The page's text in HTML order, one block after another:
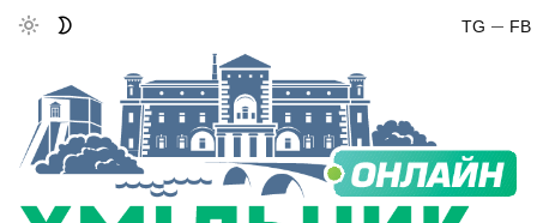
FB
TG